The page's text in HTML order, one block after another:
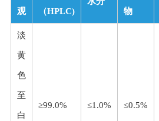
观 （HPLC) 物
淡
黄
色
至
白
≥99.0% ≤1.0% ≤0.5%